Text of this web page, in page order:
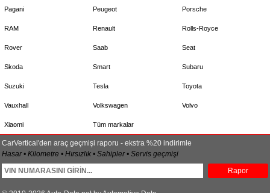
Pagani Peugeot Porsche
RAM Renault Rolls-Royce
Rover Saab Seat
Skoda Smart Subaru
Suzuki Tesla Toyota
Vauxhall Volkswagen Volvo
Xiaomi Tüm markalar
CarVertical'den araç geçmişi raporu - ekstra %20 indirimle
Hasar • Kilometre • Hırsızlık • Sahipler • Servis geçmişi
Rapor